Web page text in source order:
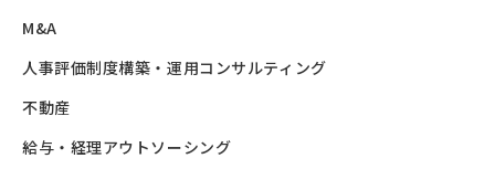
M&A
人事評価制度構築・運用コンサルティング
不動産
給与・経理アウトソーシング